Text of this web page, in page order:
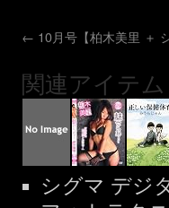
← 10月号【柏木美里 ＋
関連アイテム
シグマ デジ